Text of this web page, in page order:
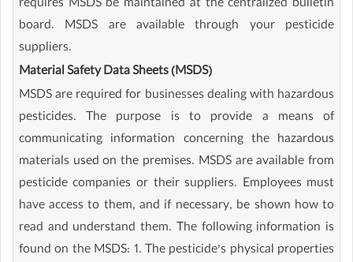
requires MSDS be maintained at the centralized bulletin
board. MSDS are available through your pesticide
suppliers.
Material Safety Data Sheets (MSDS)
MSDS are required for businesses dealing with hazardous
pesticides. The purpose is to provide a means of
communicating information concerning the hazardous
materials used on the premises. MSDS are available from
pesticide companies or their suppliers. Employees must
have access to them, and if necessary, be shown how to
read and understand them. The following information is
found on the MSDS: 1. The pesticide’s physical properties